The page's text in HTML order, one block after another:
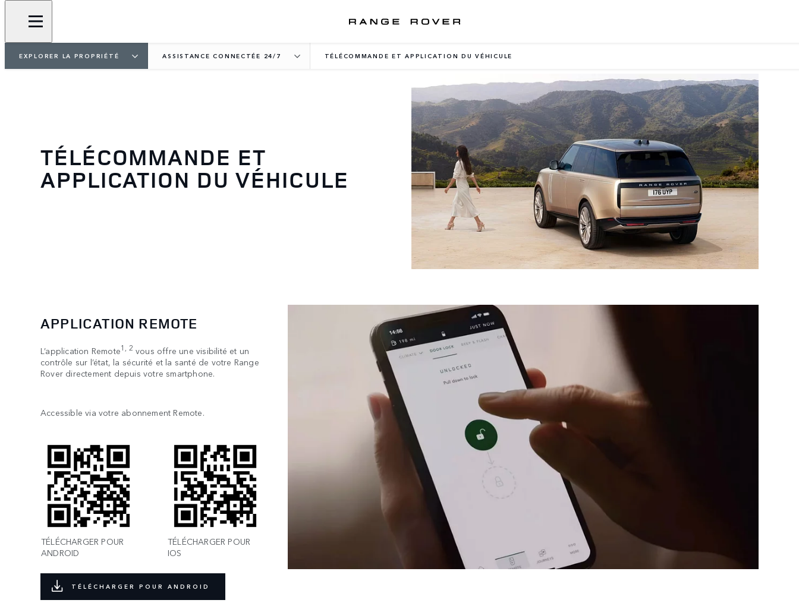
EXPLORER LA PROPRIÉTÉ ASSISTANCE CONNECTÉE 24/7 TÉLÉCOMMANDE ET APPLICATION DU VÉHICULE
TÉLÉCOMMANDE ET
APPLICATION DU VÉHICULE
APPLICATION REMOTE
L’application Remote1, 2 vous offre une visibilité et un
contrôle sur l’état, la sécurité et la santé de votre Range
Rover directement depuis votre smartphone.
Accessible via votre abonnement Remote.
TÉLÉCHARGER POUR
ANDROID
TÉLÉCHARGER POUR
IOS
TÉLÉCHARGER POUR ANDROID